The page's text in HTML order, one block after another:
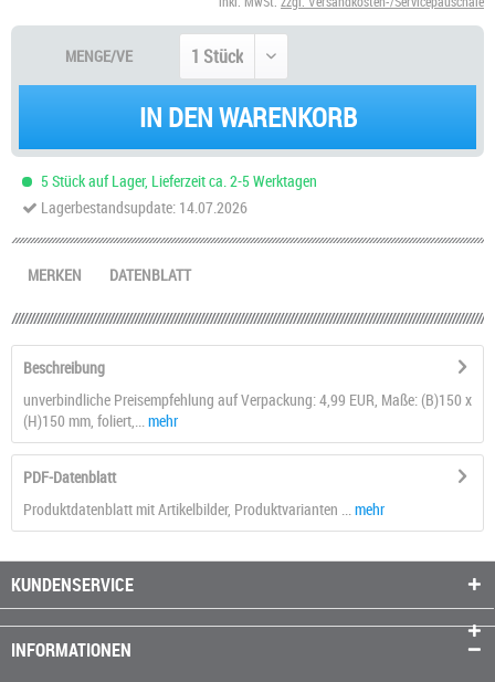
MENGE/VE
IN DEN WARENKORB
5 Stück auf Lager, Lieferzeit ca. 2-5 Werktagen
Lagerbestandsupdate: 14.07.2026
DATENBLATT
MERKEN
Beschreibung
unverbindliche Preisempfehlung auf Verpackung: 4,99 EUR, Maße: (B)150 x
(H)150 mm, foliert,...
mehr
PDF-Datenblatt
Produktdatenblatt mit Artikelbilder, Produktvarianten ... mehr
KUNDENSERVICE
INFORMATIONEN